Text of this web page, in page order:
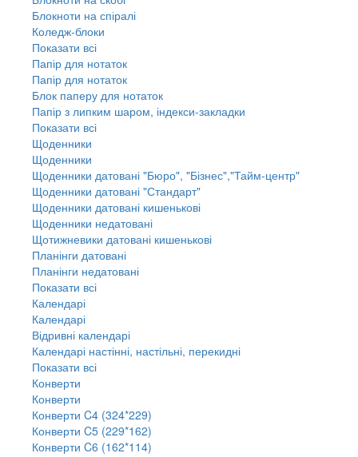
Блокноти на спіралі
Коледж-блоки
Показати всі
Папір для нотаток
Папір для нотаток
Блок паперу для нотаток
Папір з липким шаром, індекси-закладки
Показати всі
Щоденники
Щоденники
Щоденники датовані "Бюро", "Бізнес","Тайм-центр"
Щоденники датовані "Стандарт"
Щоденники датовані кишенькові
Щоденники недатовані
Щотижневики датовані кишенькові
Планінги датовані
Планінги недатовані
Показати всі
Календарі
Календарі
Відривні календарі
Календарі настінні, настільні, перекидні
Показати всі
Конверти
Конверти
Конверти C4 (324*229)
Конверти C5 (229*162)
Конверти C6 (162*114)